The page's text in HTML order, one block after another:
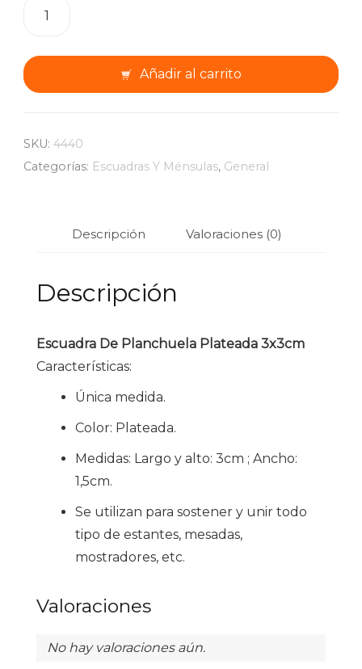
Plateada
3x3cm
Añadir al carrito
SKU: 4440
Categorías: Escuadras Y Ménsulas, General
Descripción Valoraciones (0)
Descripción
Escuadra De Planchuela Plateada 3x3cm
Características:
Única medida.
Color: Plateada.
Medidas: Largo y alto: 3cm ; Ancho:
1,5cm.
Se utilizan para sostener y unir todo
tipo de estantes, mesadas,
mostradores, etc.
Valoraciones
No hay valoraciones aún.